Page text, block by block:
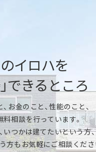
イロハを
できるところ
お金のこと、性能のこと、
料相談を行っています。
つかは建てたいという方、
方もお気軽にご相談くださ
性を実感できます。
条ならほとんどが「標準仕様」
リア、外壁など気になるアイテ
カラーやサイズなど、新しい
仕様は異なります。